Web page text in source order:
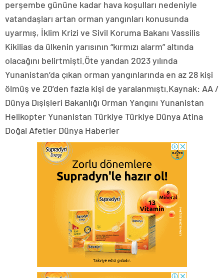
perşembe gününe kadar hava koşulları nedeniyle
vatandaşları artan orman yangınları konusunda
uyarmış, İklim Krizi ve Sivil Koruma Bakanı Vassilis
Kikilias da ülkenin yarısının “kırmızı alarm” altında
olacağını belirtmişti.Öte yandan 2023 yılında
Yunanistan’da çıkan orman yangınlarında en az 28 kişi
ölmüş ve 20’den fazla kişi de yaralanmıştı.Kaynak: AA /
Dünya Dışişleri Bakanlığı Orman Yangını Yunanistan
Helikopter Yunanistan Türkiye Türkiye Dünya Atina
Doğal Afetler Dünya Haberler